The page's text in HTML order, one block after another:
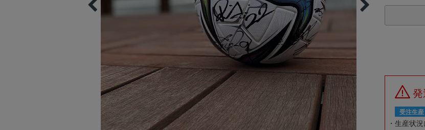
発
受注生産
生産状況